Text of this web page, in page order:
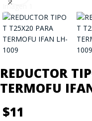
REDUCTOR
TERMOFU
$11